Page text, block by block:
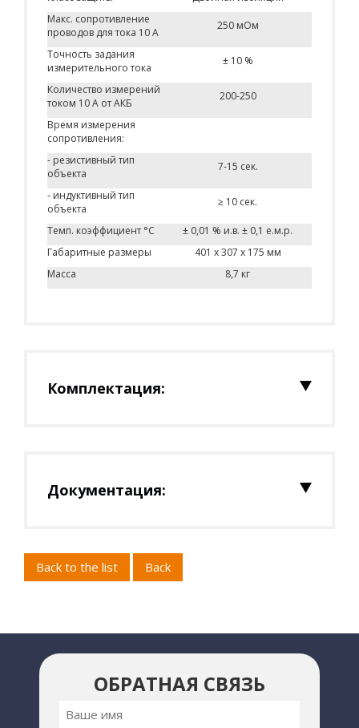
Макс. сопротивление
проводов для тока 10 А
250 мОм
Точность задания
измерительного тока
± 10 %
Количество измерений
током 10 А от АКБ
200-250
Время измерения
сопротивления:
- резистивный тип
объекта
7-15 сек.
- индуктивный тип
объекта
≥ 10 сек.
Темп. коэффициент °C
± 0,01 % и.в. ± 0,1 е.м.р.
Габаритные размеры
401 x 307 x 175 мм
Масса
8,7 кг
Комплектация:
Документация:
Back to the list Back
ОБРАТНАЯ СВЯЗЬ